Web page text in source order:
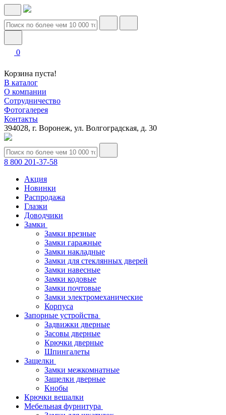
0
Корзина пуста!
В каталог
О компании
Сотрудничество
Фотогалерея
Контакты
394028, г. Воронеж, ул. Волгоградская, д. 30
8 800 201-37-58
Акция
Новинки
Распродажа
Глазки
Доводчики
Замки
Замки врезные
Замки гаражные
Замки накладные
Замки для стеклянных дверей
Замки навесные
Замки кодовые
Замки почтовые
Замки электромеханические
Корпуса
Запорные устройства
Задвижки дверные
Засовы дверные
Крючки дверные
Шпингалеты
Защелки
Замки межкомнатные
Защелки дверные
Кнобы
Крючки вешалки
Мебельная фурнитура